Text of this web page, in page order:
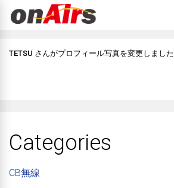
TETSU さんがプロフィール写真を変更しました
Categories
CB無線